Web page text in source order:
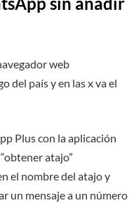
web
del país y en las x va el
Plus con la aplicación
atajo”
el nombre del atajo y
un mensaje a un número